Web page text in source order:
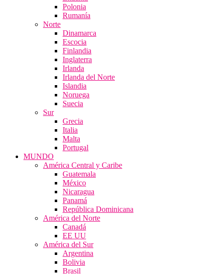
Polonia
Rumanía
Norte
Dinamarca
Escocia
Finlandia
Inglaterra
Irlanda
Irlanda del Norte
Islandia
Noruega
Suecia
Sur
Grecia
Italia
Malta
Portugal
MUNDO
América Central y Caribe
Guatemala
México
Nicaragua
Panamá
República Dominicana
América del Norte
Canadá
EE UU
América del Sur
Argentina
Bolivia
Brasil